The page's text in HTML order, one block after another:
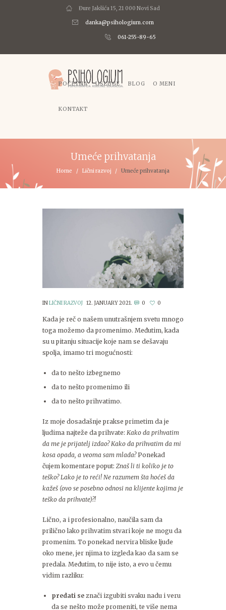
Đure Jakšića 15, 21 000 Novi Sad
danka@psihologium.com
061-255-89-65
POČETNA USLUGE BLOG O MENI
KONTAKT
Umeće prihvatanja
Home Lični razvoj Umeće prihvatanja
INLIČNI RAZVOJ 12. JANUARY 2021. 0 0
Kada je reč o našem unutrašnjem svetu mnogo
toga možemo da promenimo. Međutim, kada
su u pitanju situacije koje nam se dešavaju
spolja, imamo tri mogućnosti:
da to nešto izbegnemo
da to nešto promenimo ili
da to nešto prihvatimo.
Iz moje dosadašnje prakse primetim da je
ljudima najteže da prihvate: Kako da prihvatim
da me je prijatelj izdao? Kako da prihvatim da mi
kosa opada, a veoma sam mlada?Ponekad
čujem komentare poput: Znaš li ti koliko je to
teško? Lako je to reći! Ne razumem šta hoćeš da
kažeš (ovo se posebno odnosi na klijente kojima je
teško da prihvate)?!
Lično, a i profesionalno, naučila sam da
prilično lako prihvatim stvari koje ne mogu da
promenim. To ponekad nervira bliske ljude
oko mene, jer njima to izgleda kao da sam se
predala. Međutim, to nije isto, a evo u čemu
vidim razliku:
predati se znači izgubiti svaku nadu i veru
da se nešto može promeniti, te više nema